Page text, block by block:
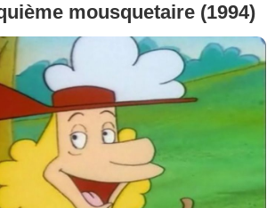
mousquetaire (1994)